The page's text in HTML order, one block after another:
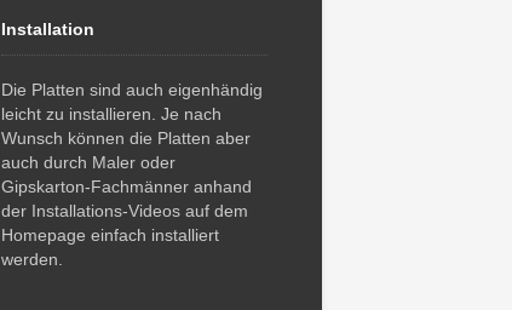
Installation
Die Platten sind auch eigenhändig
leicht zu installieren. Je nach
Wunsch können die Platten aber
auch durch Maler oder
Gipskarton-Fachmänner anhand
der Installations-Videos auf dem
Homepage einfach installiert
werden.